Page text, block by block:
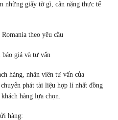
những giấy tờ gì, cân nặng thực tế
theo yêu cầu
giá và tư vấn
hàng, nhân viên tư vấn của
phát tài liệu hợp lí nhất đồng
hàng lựa chọn.
hàng: